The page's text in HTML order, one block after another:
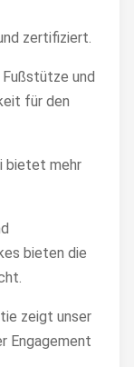
zertifiziert.
und
für den
bietet mehr
bieten die
zeigt unser
Engagement